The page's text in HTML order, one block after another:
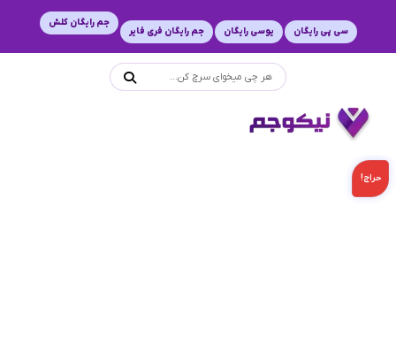
سی پی رایگان یوسی رایگان جم رایگان فری فایر
جم رایگان کلش
حراج!